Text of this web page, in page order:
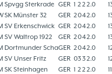
Spvgg Sterkrade GER 1 2 2 2.0
SK Münster 32 GER 2042.0
SV Erkenschwick GER 2042.0
SV Waltrop 1922 GER 2042.0
Dortmunder SchaGER 2042.0
SV Unser Fritz GER 0332.0
SK Steinhagen GER 1 2 2 2.0